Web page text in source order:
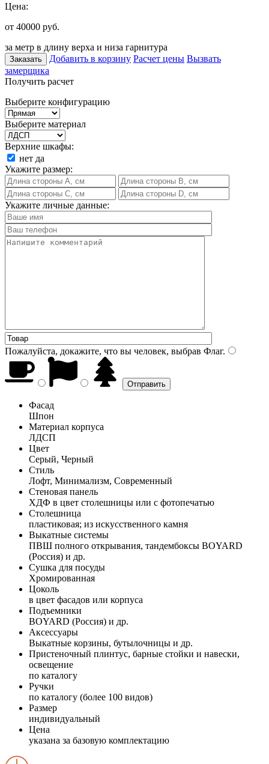
Цена:
от 40000 руб.
за метр в длину верха и низа гарнитура
Заказать Добавить в корзину Расчет цены Вызвать
замерщика
Получить расчет
Выберите конфигурацию
Выберите материал
Верхние шкафы:
нет да
Укажите размер:
Укажите личные данные:
Пожалуйста, докажите, что вы человек, выбрав Флаг.
Фасад
Шпон
Материал корпуса
ЛДСП
Цвет
Серый, Черный
Стиль
Лофт, Минимализм, Современный
Стеновая панель
ХДФ в цвет столешницы или с фотопечатью
Столешница
пластиковая; из искусственного камня
Выкатные системы
ПВШ полного открывания, тандембоксы BOYARD
(Россия) и др.
Сушка для посуды
Хромированная
Цоколь
в цвет фасадов или корпуса
Подъемники
BOYARD (Россия) и др.
Аксессуары
Выкатные корзины, бутылочницы и др.
Пристеночный плинтус, барные стойки и навески,
освещение
по каталогу
Ручки
по каталогу (более 100 видов)
Размер
индивидуальный
Цена
указана за базовую комплектацию